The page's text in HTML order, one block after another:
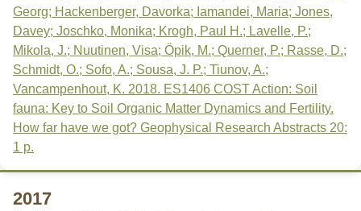
Georg; Hackenberger, Davorka; Iamandei, Maria; Jones,
Davey; Joschko, Monika; Krogh, Paul H.; Lavelle, P.;
Mikola, J.; Nuutinen, Visa; Öpik, M.; Querner, P.; Rasse, D.;
Schmidt, O.; Sofo, A.; Sousa, J. P.; Tiunov, A.;
Vancampenhout, K. 2018. ES1406 COST Action: Soil
fauna: Key to Soil Organic Matter Dynamics and Fertility.
How far have we got? Geophysical Research Abstracts 20:
1 p.
2017